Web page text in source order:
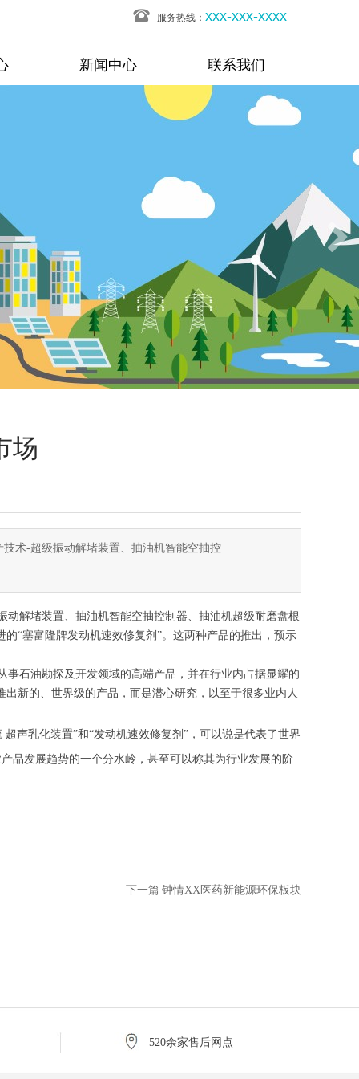
服务热线： xxx-xxx-xxxx
新闻中心 联系我们
场
术-超级振动解堵装置、抽油机智能空抽控
解堵装置、抽油机智能空抽控制器、抽油机超级耐磨盘根
“塞富隆牌发动机速效修复剂”。这两种产品的推出，预示
石油勘探及开发领域的高端产品，并在行业内占据显耀的
新的、世界级的产品，而是潜心研究，以至于很多业内人
声乳化装置”和“发动机速效修复剂”，可以说是代表了世界
品发展趋势的一个分水岭，甚至可以称其为行业发展的阶
下一篇 钟情XX医药新能源环保板块
520余家售后网点